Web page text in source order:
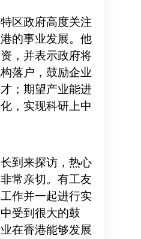
区政府高度关注
的事业发展。他
，并表示政府将
落户，鼓励企业
；期望产业能进
，实现科研上中
到来探访，热心
常亲切。有工友
作并一起进行实
受到很大的鼓
在香港能够发展